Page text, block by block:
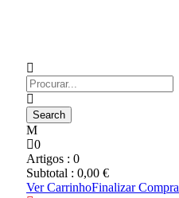
0
Artigos : 0
Subtotal : 0,00 €
Ver CarrinhoFinalizar Compra